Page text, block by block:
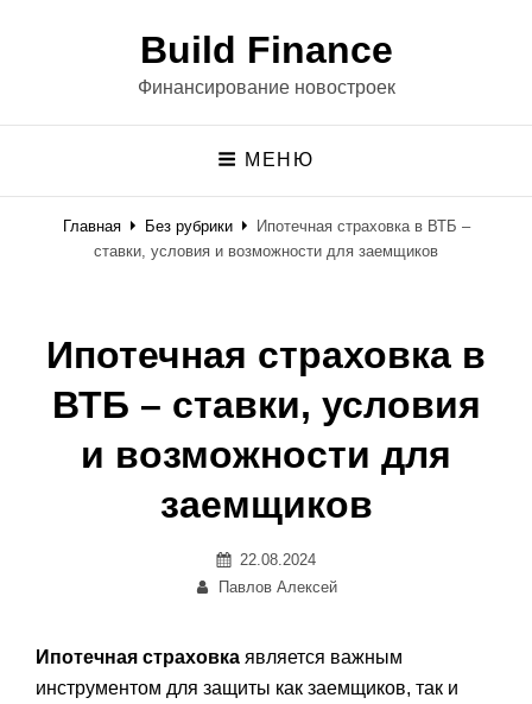
Build Finance
Финансирование новостроек
МЕНЮ
Главная Без рубрики
Ипотечная страховка в ВТБ –
ставки, условия и возможности для заемщиков
Ипотечная страховка в
ВТБ – ставки, условия
и возможности для
заемщиков
Posted
on
22.08.2024
Автор:
Павлов Алексей
Ипотечная страховка является важным
инструментом для защиты как заемщиков, так и